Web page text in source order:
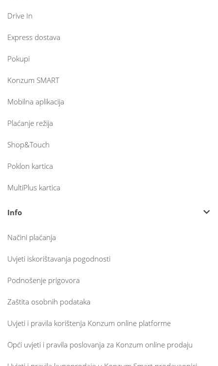
Drive In
Express dostava
Pokupi
Konzum SMART
Mobilna aplikacija
Plaćanje režija
Shop&Touch
Poklon kartica
MultiPlus kartica
Info
Načini plaćanja
Uvjeti iskorištavanja pogodnosti
Podnošenje prigovora
Zaštita osobnih podataka
Uvjeti i pravila korištenja Konzum online platforme
Opći uvjeti i pravila poslovanja za Konzum online prodaju